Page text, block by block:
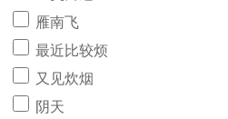
雁南飞
最近比较烦
又见炊烟
阴天